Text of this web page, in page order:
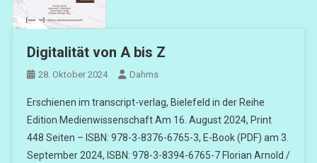
Digitalität von A bis Z
28. Oktober 2024 Dahms
Erschienen im transcript-verlag, Bielefeld in der Reihe
Edition Medienwissenschaft Am 16. August 2024, Print
448 Seiten – ISBN: 978-3-8376-6765-3, E-Book (PDF) am 3.
September 2024, ISBN: 978-3-8394-6765-7 Florian Arnold /